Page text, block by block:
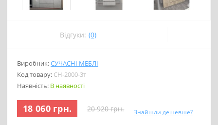
Відгуки: (0)
Виробник:СУЧАСНІ МЕБЛІ
Код товару: СН-2000-3т
Наявність: В наявності
18 060 грн. 20 920 грн. Знайшли дешевше?